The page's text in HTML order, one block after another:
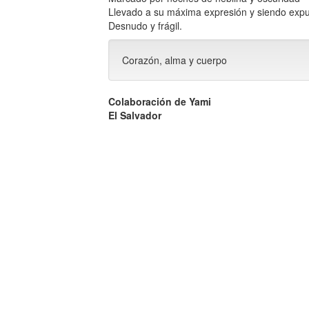
Llevado a su máxima expresión y siendo
Desnudo y frágil.
Corazón, alma y cuerpo
Colaboración de Yami
El Salvador